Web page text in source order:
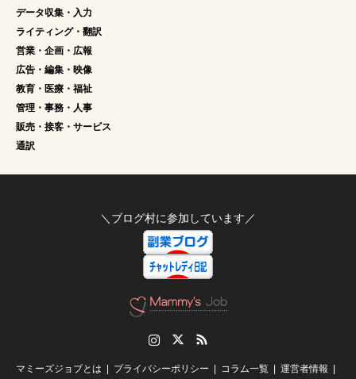
データ収集・入力
ライティング・翻訳
営業・企画・広報
広告・編集・映像
教育・医療・福祉
管理・事務・人事
販売・接客・サービス
通訳
＼ブログ村に参加しています／
マミーズジョブとは プライバシーポリシー コラム一覧 運営者情報